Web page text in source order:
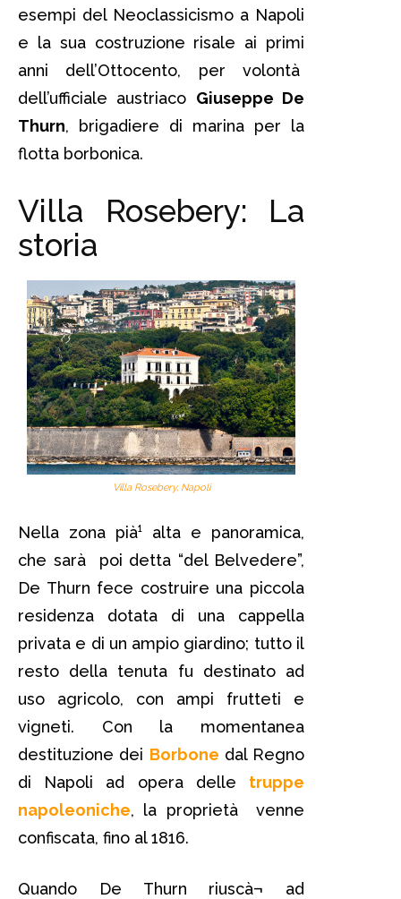
esempi del Neoclassicismo a Napoli
e la sua costruzione risale ai primi
anni dell’Ottocento, per volontà
dell’ufficiale austriaco Giuseppe De
Thurn, brigadiere di marina per la
flotta borbonica.
Villa Rosebery: La
storia
Villa Rosebery, Napoli
Nella zona pià¹ alta e panoramica,
che sarà poi detta “del Belvedere”,
De Thurn fece costruire una piccola
residenza dotata di una cappella
privata e di un ampio giardino; tutto il
resto della tenuta fu destinato ad
uso agricolo, con ampi frutteti e
vigneti. Con la momentanea
destituzione dei Borbone dal Regno
di Napoli ad opera delle truppe
napoleoniche, la proprietà venne
confiscata, fino al 1816.
Quando De Thurn riuscà¬ ad